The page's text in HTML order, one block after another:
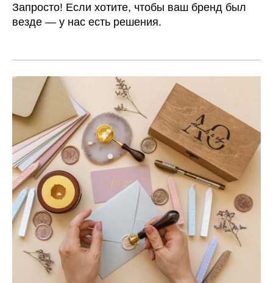
Запросто! Если хотите, чтобы ваш бренд был
везде — у нас есть решения.